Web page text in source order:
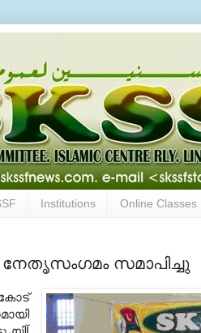
Institutions Online Classes
സമാപിച്ചു